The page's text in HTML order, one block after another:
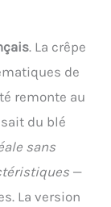
. La crêpe
de
remonte au
du blé
sans
—
La version